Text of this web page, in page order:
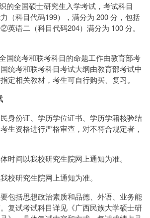
的全国硕士研究生入学考试，考试科目
（科目代码199），满分为 200 分，包括
英语二（科目代码204）满分为 100 分。
国统考和联考科目的命题工作由教育部考
统考和联考科目考试大纲由教育部考试中
定相关教材，考生可自行购买、复习。
身份证、学历学位证书、学历学籍核验结
生资格进行严格审查，对不符合规定者，
时间以我校研究生院网上通知为准。
校研究生院网上通知为准。
要包括思想政治素质和品德、外语、业务能
复试考试科目详见《广西民族大学硕士研